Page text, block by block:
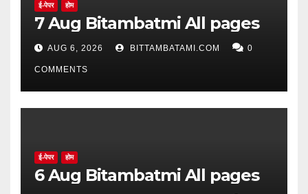
ई-पेपर होम
7 Aug Bitambatmi All pages
AUG 6, 2026 BITTAMBATAMI.COM 0
COMMENTS
ई-पेपर होम
6 Aug Bitambatmi All pages